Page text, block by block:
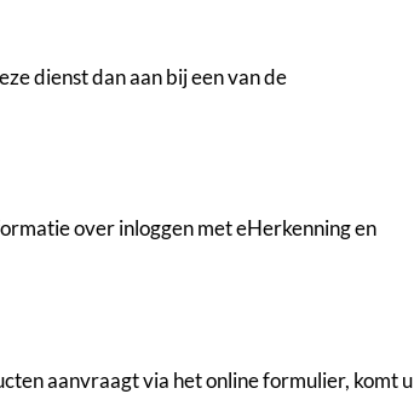
dienst dan aan bij een van de
over inloggen met eHerkenning en
aanvraagt via het online formulier, komt u